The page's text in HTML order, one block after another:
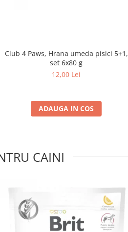
Club 4 Paws, Hrana umeda pisici 5+1,
set 6x80 g
12,00 Lei
ADAUGA IN COS
CAINI